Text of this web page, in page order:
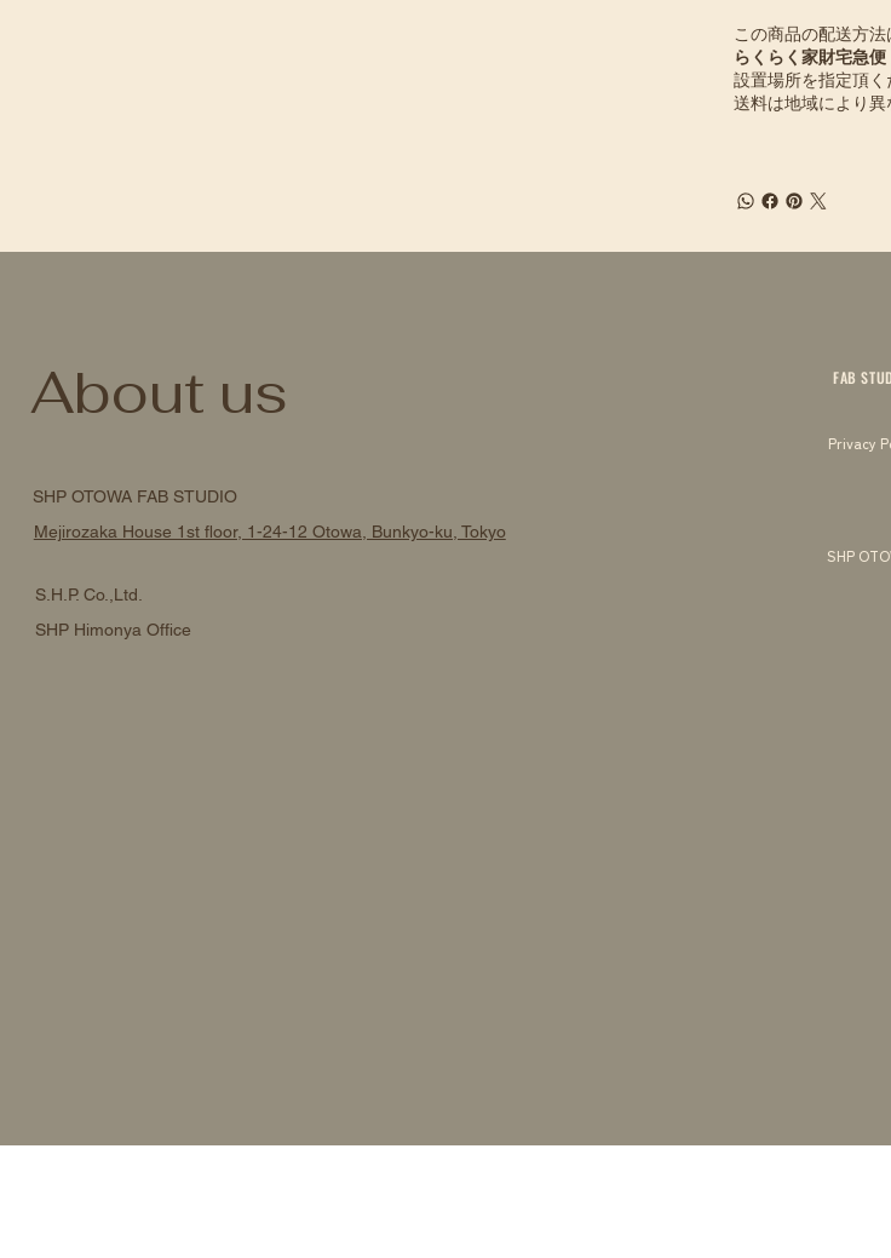
この商品の配送方法
らくらく家財宅急便
設置場所を指定頂く
送料は地域により異
FAB
Privacy
SHP OTOWA FAB STUDIO
Mejirozaka House 1st floor, 1-24-12 Otowa, Bunkyo-ku, Tokyo
S.H.P. Co.,Ltd.
SHP Himonya Office
About us